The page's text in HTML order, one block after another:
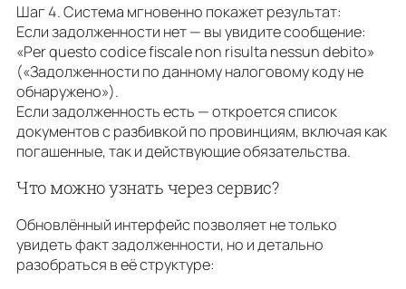
Шаг 4. Система мгновенно покажет результат:
Если задолженности нет — вы увидите сообщение:
«Per questo codice fiscale non risulta nessun debito»
(«Задолженности по данному налоговому коду не
обнаружено»).
Если задолженность есть — откроется список
документов с разбивкой по провинциям, включая как
погашенные, так и действующие обязательства.
Что можно узнать через сервис?
Обновлённый интерфейс позволяет не только
увидеть факт задолженности, но и детально
разобраться в её структуре: